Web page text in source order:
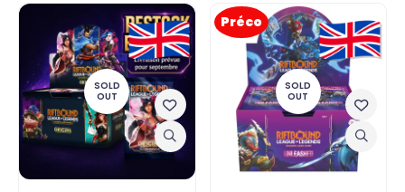
SOLD
OUT
Préco
SOLD
OUT